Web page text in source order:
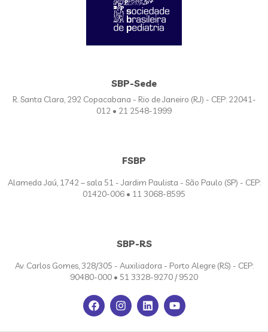
SBP-Sede
R. Santa Clara, 292 Copacabana - Rio de Janeiro (RJ) - CEP: 22041-
012 • 21 2548-1999
FSBP
Alameda Jaú, 1742 – sala 51 - Jardim Paulista - São Paulo (SP) - CEP:
01420-006 • 11 3068-8595
SBP-RS
Av. Carlos Gomes, 328/305 - Auxiliadora - Porto Alegre (RS) - CEP:
90480-000 • 51 3328-9270 / 9520